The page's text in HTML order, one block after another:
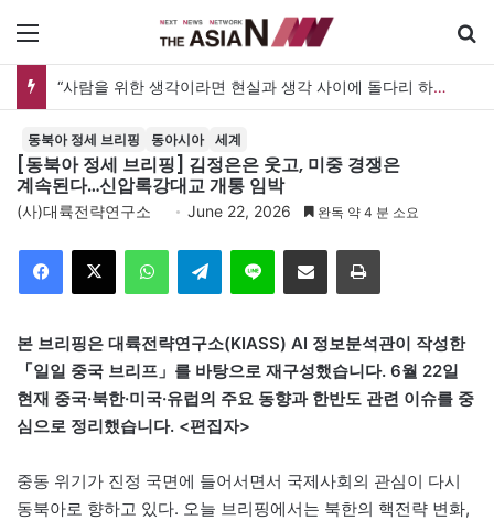
메뉴
“사람을 위한 생각이라면 현실과 생각 사이에 돌다리 하나는 놓아야 하지 않을까”
동북아 정세 브리핑 동아시아 세계
[동북아 정세 브리핑] 김정은은 웃고, 미중 경쟁은
계속된다…신압록강대교 개통 임박
(사)대륙전략연구소 June 22, 2026 완독 약 4 분 소요
Facebook
X WhatsAppTelegramLine 이메일 인쇄
본 브리핑은 대륙전략연구소(KIASS) AI 정보분석관이 작성한
「일일 중국 브리프」를 바탕으로 재구성했습니다. 6월 22일
현재 중국·북한·미국·유럽의 주요 동향과 한반도 관련 이슈를 중
심으로 정리했습니다. <편집자>
중동 위기가 진정 국면에 들어서면서 국제사회의 관심이 다시
동북아로 향하고 있다. 오늘 브리핑에서는 북한의 핵전략 변화,